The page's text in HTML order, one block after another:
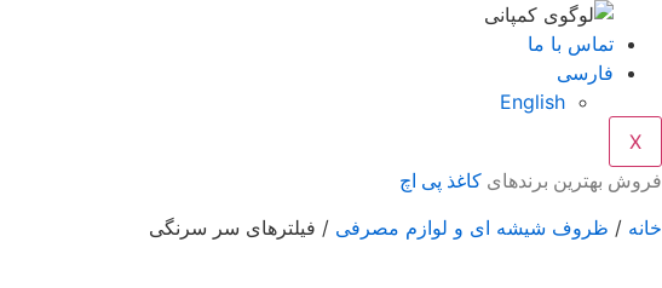
تماس با ما
فارسی
English
X
فروش بهترین برندهای کاغذ پی اچ
خانه / ظروف شیشه ای و لوازم مصرفی / فیلترهای سر سرنگی